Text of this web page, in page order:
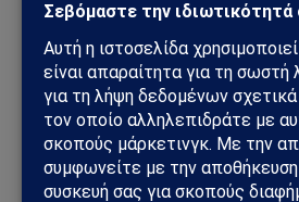
Facebook Twitter
Sahiel Newsroom
Facebook
X
PinterestInstagram
Tumblr